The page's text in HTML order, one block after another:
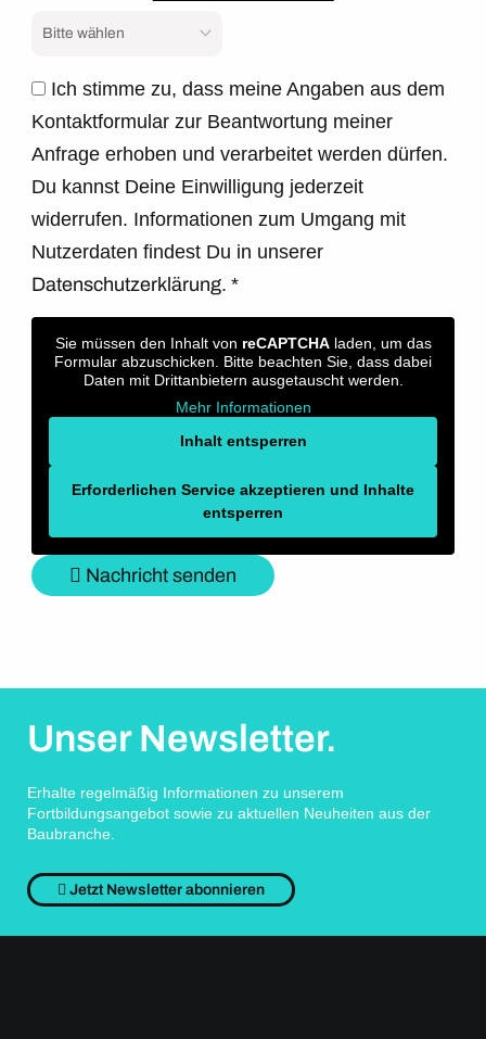
Ich stimme zu, dass meine Angaben aus dem
Kontaktformular zur Beantwortung meiner
Anfrage erhoben und verarbeitet werden dürfen.
Du kannst Deine Einwilligung jederzeit
widerrufen. Informationen zum Umgang mit
Nutzerdaten findest Du in unserer
Datenschutzerklärung.*
Sie müssen den Inhalt von reCAPTCHAladen, um das
Formular abzuschicken. Bitte beachten Sie, dass dabei
Daten mit Drittanbietern ausgetauscht werden.
Mehr Informationen
Inhalt entsperren
Erforderlichen Service akzeptieren und Inhalte
entsperren
Nachricht senden
Unser Newsletter.
Erhalte regelmäßig Informationen zu unserem
Fortbildungsangebot sowie zu aktuellen Neuheiten aus der
Baubranche.
Jetzt Newsletter abonnieren